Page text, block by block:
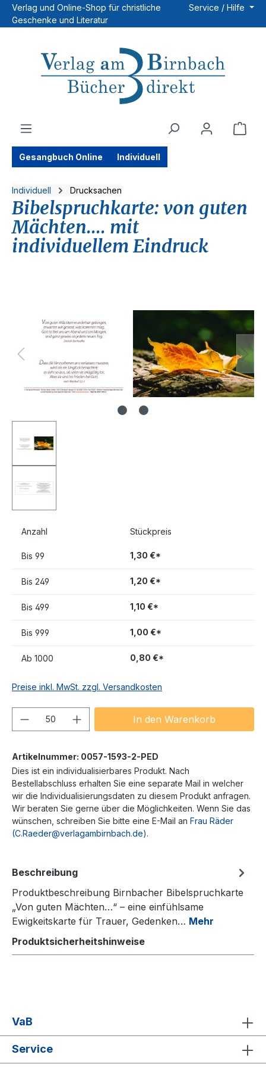
Zum Hauptinhalt springen
Verlag und Online-Shop für christliche
Geschenke und Literatur
Service / Hilfe
Gesangbuch Online Individuell
Individuell Drucksachen
Bibelspruchkarte: von guten
Mächten.... mit
individuellem Eindruck
Anzahl Stückpreis
Bis 99 1,30 €*
Bis 249 1,20 €*
Bis 499 1,10 €*
Bis 999 1,00 €*
Ab 1000 0,80 €*
Preise inkl. MwSt. zzgl. Versandkosten
Produkt Anzahl: Gib denIn den Warenkorb
Artikelnummer: 0057-1593-2-PED
Dies ist ein individualisierbares Produkt. Nach
Bestellabschluss erhalten Sie eine separate Mail in welcher
wir die Individualisierungsdaten zu diesem Produkt anfragen.
Wir beraten Sie gerne über die Möglichkeiten. Wenn Sie das
wünschen, schreiben Sie bitte eine E-Mail an Frau Räder
(C.Raeder@verlagambirnbach.de).
Beschreibung
Produktbeschreibung Birnbacher Bibelspruchkarte
„Von guten Mächten…“ – eine einfühlsame
Ewigkeitskarte für Trauer, Gedenken… Mehr
Produktsicherheitshinweise
VaB
Service